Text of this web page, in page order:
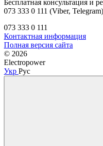
Бесплатная консультация и
073 333 0 111 (Viber, Telegram)
073 333 0 111
Контактная информация
Полная версия сайта
© 2026
Electropower
Укр Рус